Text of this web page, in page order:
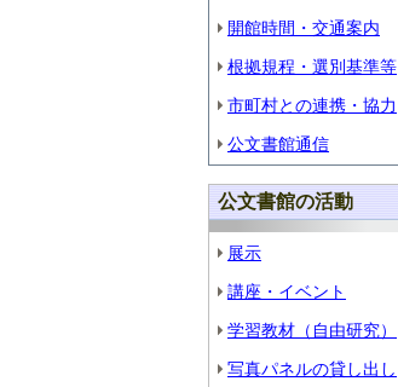
開館時間・交通案内
根拠規程・選別基準等
市町村との連携・協力
公文書館通信
公文書館の活動
展示
講座・イベント
学習教材（自由研究）
写真パネルの貸し出し